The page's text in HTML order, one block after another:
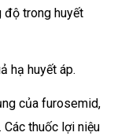
độ trong huyết
hạ huyết áp.
của furosemid,
thuốc lợi niệu